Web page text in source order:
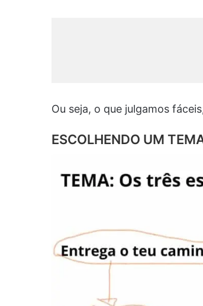
Ou seja, o que julgamos
ESCOLHENDO UM